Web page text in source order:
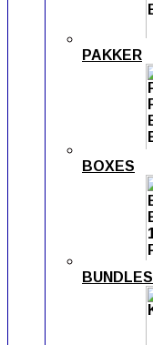
PAKKER
BOXES
BUNDLES